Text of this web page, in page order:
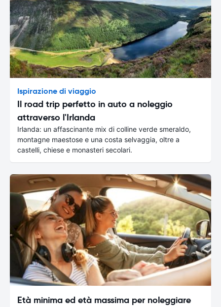
Ispirazione di viaggio
Il road trip perfetto in auto a noleggio
attraverso l'Irlanda
Irlanda: un affascinante mix di colline verde smeraldo,
montagne maestose e una costa selvaggia, oltre a
castelli, chiese e monasteri secolari.
Età minima ed età massima per noleggiare